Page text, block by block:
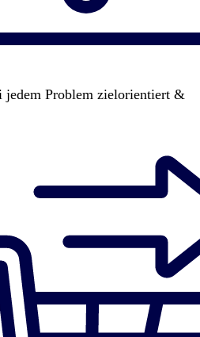
jedem Problem zielorientiert &